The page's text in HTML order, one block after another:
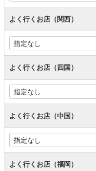
よく行くお店（関西）
よく行くお店（四国）
よく行くお店（中国）
よく行くお店（福岡）